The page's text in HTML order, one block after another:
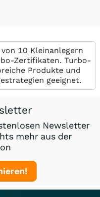
10 Kleinanlegern
Zertifikaten. Turbo-
Produkte und
geeignet.
Newsletter
mehr aus der